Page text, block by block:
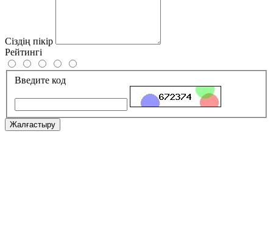
Сіздің пікір
Рейтингі
Введите код
Жалғастыру